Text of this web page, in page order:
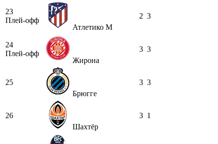
23
Плей-офф
Атлетико М
2 3
24
Плей-офф
Жирона
3 3
25
Брюгге
3 3
26
Шахтёр
3 1